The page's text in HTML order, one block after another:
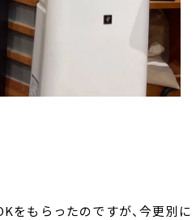
をもらったのですが、今更別に